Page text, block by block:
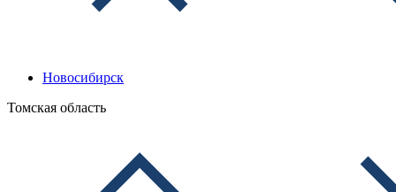
Новосибирск
Томская область